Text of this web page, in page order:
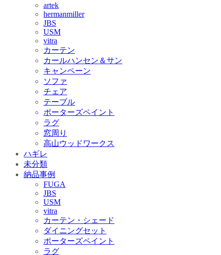
artek
hermanmiller
JBS
USM
vitra
カーテン
カールハンセン＆サン
キャンペーン
ソファ
チェア
テーブル
ポーターズペイント
ラグ
窓周り
高山ウッドワークス
ハギレ
未分類
納品事例
FUGA
JBS
USM
vitra
カーテン・シェード
ダイニングセット
ポーターズペイント
ラグ